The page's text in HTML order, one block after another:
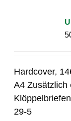
Hardcover,
A4 Zusätzlich
29-5